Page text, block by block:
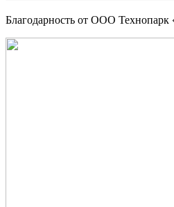
Благодарность от OOO Технопарк